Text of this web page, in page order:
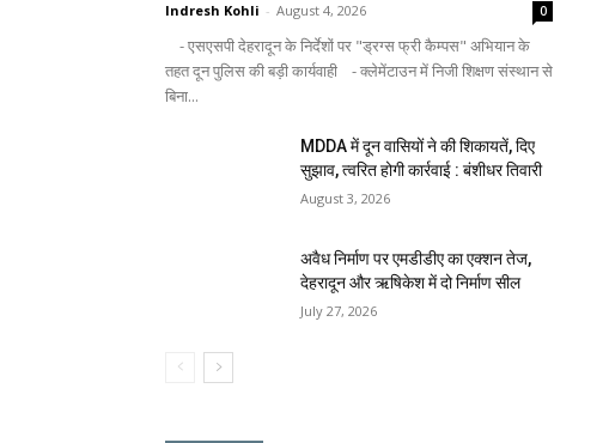
Indresh Kohli - August 4, 2026 0
- एसएसपी देहरादून के निर्देशों पर "ड्रग्स फ्री कैम्पस" अभियान के
तहत दून पुलिस की बड़ी कार्यवाही - क्लेमेंटाउन में निजी शिक्षण संस्थान से
बिना...
MDDA में दून वासियों ने की शिकायतें, दिए
सुझाव, त्वरित होगी कार्रवाई : बंशीधर तिवारी
August 3, 2026
अवैध निर्माण पर एमडीडीए का एक्शन तेज,
देहरादून और ऋषिकेश में दो निर्माण सील
July 27, 2026